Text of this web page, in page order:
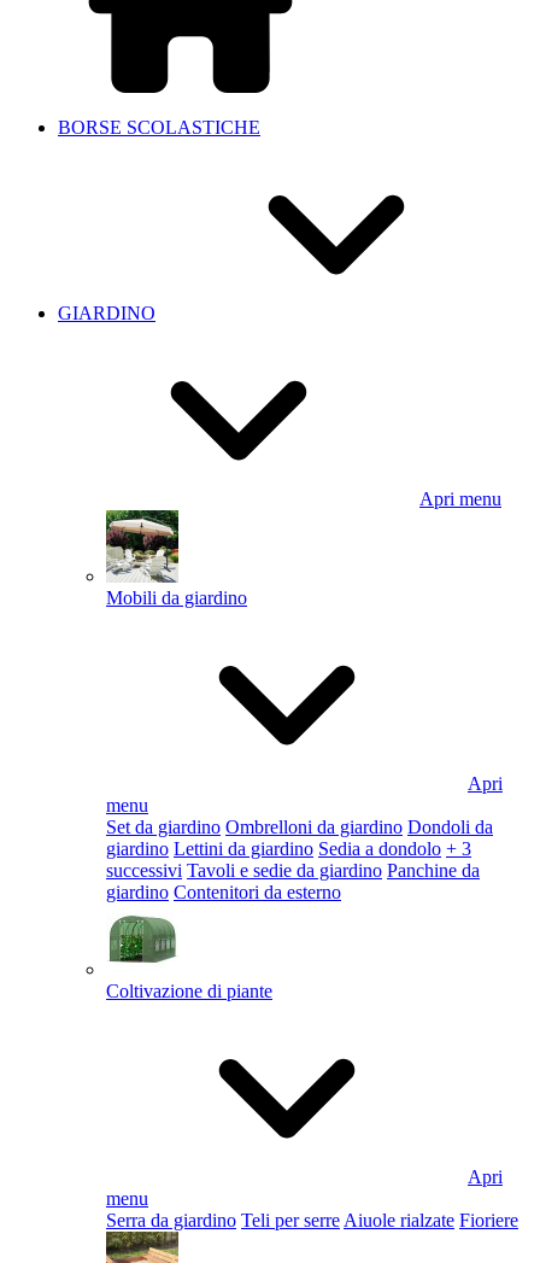
BORSE SCOLASTICHE
GIARDINO
Apri menu
Mobili da giardino
Apri
menu
Set da giardino Ombrelloni da giardino Dondoli da
giardino Lettini da giardino Sedia a dondolo + 3
successivi Tavoli e sedie da giardino Panchine da
giardino Contenitori da esterno
Coltivazione di piante
Apri
menu
Serra da giardino Teli per serre Aiuole rialzate Fioriere